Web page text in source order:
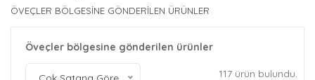
ÖVEÇLER BÖLGESINE GÖNDERILEN ÜRÜNLER
Öveçler bölgesine gönderilen ürünler
117 ürün bulundu.